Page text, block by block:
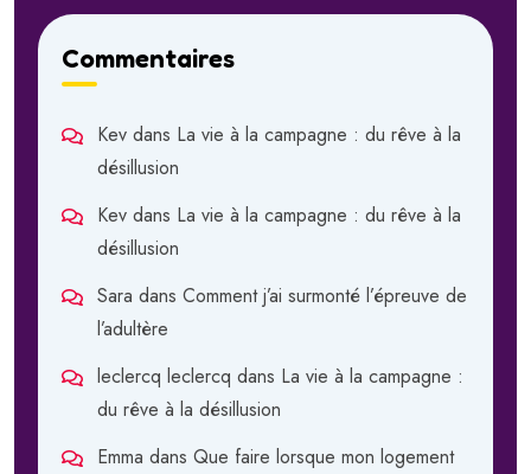
Commentaires
Kev dans La vie à la campagne : du rêve à la
désillusion
Kev dans La vie à la campagne : du rêve à la
désillusion
Sara dans Comment j’ai surmonté l’épreuve de
l’adultère
leclercq leclercq dans La vie à la campagne :
du rêve à la désillusion
Emma dans Que faire lorsque mon logement